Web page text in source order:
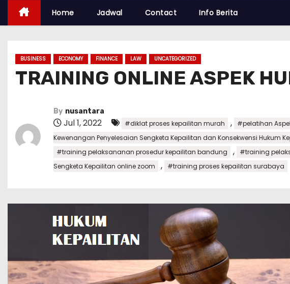
Home Jadwal Contact Info Berita
BUSINESS ECONOMY FINANCE LAW UNCATEGORIZED
TRAINING ONLINE ASPEK
By nusantara
Jul 1, 2022 #diklat proses kepailitan murah , #pelatihan
Kewenangan Penyelesaian Sengketa Kepailitan dan Konsekwensi Hukum
#training pelaksananan prosedur kepailitan bandung , #training
Sengketa Kepailitan online zoom
, #training proses kepailitan surabaya